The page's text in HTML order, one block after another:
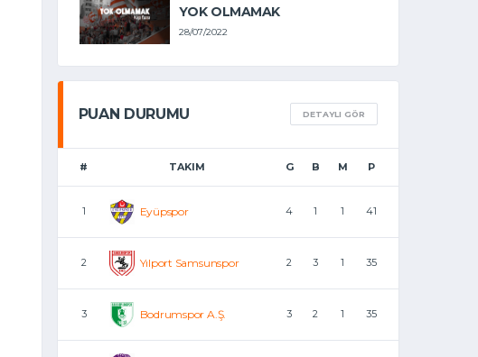
YOK OLMAMAK
28/07/2022
PUAN DURUMU DETAYLI GÖR
# TAKIM G B M P
1 Eyüpspor 4 1 1 41
2 Yılport Samsunspor 2 3 1 35
3 Bodrumspor A.Ş. 3 2 1 35